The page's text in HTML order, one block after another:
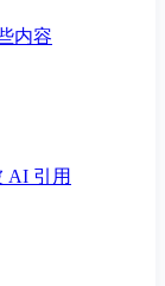
内容
AI 引用